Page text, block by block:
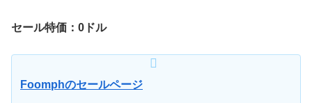
セール特価：0ドル
Foomphのセールページ